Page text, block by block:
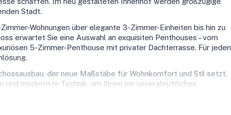
Stadt.
Wohnungen über elegante 3-Zimmer-Einheiten bis hin zu
erwartet Sie eine Auswahl an exquisiten Penthouses – vom
5-Zimmer-Penthouse mit privater Dachterrasse. Für jeden
der neue Maßstäbe für Wohnkomfort und Stil setzt.
modernste Technik, um Ihnen ein unvergleichliches